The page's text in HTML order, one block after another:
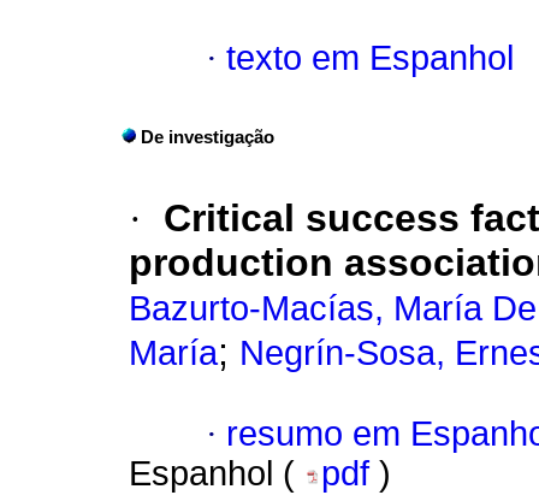
· texto em Espanhol
De investigação
·
Critical success
production
Bazurto-Macías, María
María; Negrín-Sosa,
· resumo em
Espanhol (
pdf )